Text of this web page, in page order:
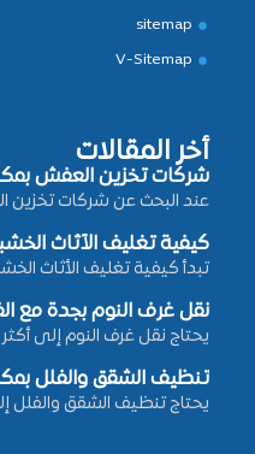
sitemap
V-Sitemap
أخر المقالات
شركات تخزين العفش بمكة |
عند البحث عن شركات تخزين
كيفية تغليف الأثاث
تبدأ كيفية تغليف الأثاث
نقل غرف النوم بجدة مع
يحتاج نقل غرف النوم إلى أكثر
تنظيف الشقق والفلل
يحتاج تنظيف الشقق والفلل